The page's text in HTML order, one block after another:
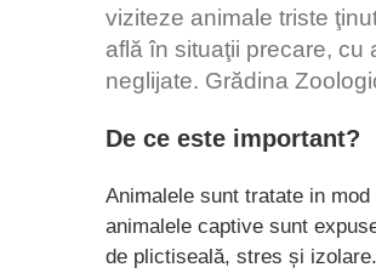
viziteze animale triste
află în situaţii precare, cu
neglijate. Grădina
De ce este important?
Animalele sunt tratate in
animalele captive sunt
de plictiseală, stres și izolare.